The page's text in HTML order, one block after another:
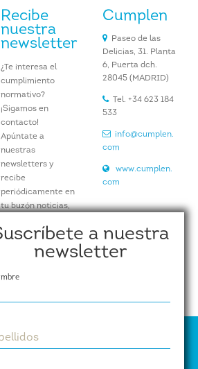
a nuestra
newsletter
Recibe
nuestra
newsletter
¿Te interesa el
cumplimiento
normativo?
¡Sigamos en
contacto!
Apúntate a
nuestras
newsletters y
recibe
periódicamente en
tu buzón noticias,
información de
nuestros eventos y
Suscríbete aquí
Cumplen
Paseo de las
Delicias, 31. Planta
6, Puerta dch.
28045 (MADRID)
Tel. +34 623 184
533
info@cumplen.
com
www.cumplen.
com